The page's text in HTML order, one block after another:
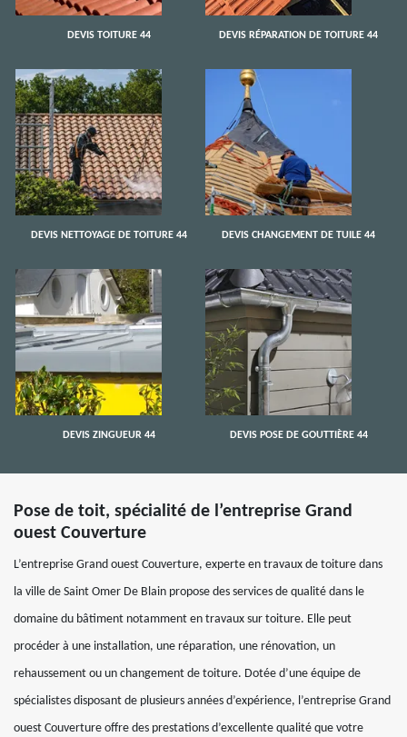
DEVIS TOITURE 44 DEVIS RÉPARATION DE TOITURE 44
DEVIS NETTOYAGE DE TOITURE 44 DEVIS CHANGEMENT DE TUILE 44
DEVIS ZINGUEUR 44 DEVIS POSE DE GOUTTIÈRE 44
Pose de toit, spécialité de l’entreprise Grand
ouest Couverture
L’entreprise Grand ouest Couverture, experte en travaux de toiture dans
la ville de Saint Omer De Blain propose des services de qualité dans le
domaine du bâtiment notamment en travaux sur toiture. Elle peut
procéder à une installation, une réparation, une rénovation, un
rehaussement ou un changement de toiture. Dotée d’une équipe de
spécialistes disposant de plusieurs années d’expérience, l’entreprise Grand
ouest Couverture offre des prestations d’excellente qualité que votre